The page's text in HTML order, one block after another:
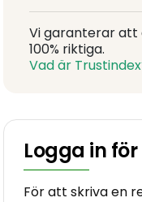
Vi garanterar att
100% riktiga.
Vad är
Logga in
För att skriva en